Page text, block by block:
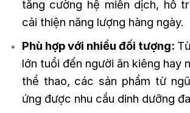
tăng cường hệ miễn dịch, hỗ
cải thiện năng lượng hàng ngày.
Phù hợp với nhiều đối tượng:
lớn tuổi đến người ăn kiêng hay
thể thao, các sản phẩm từ
ứng được nhu cầu dinh dưỡng